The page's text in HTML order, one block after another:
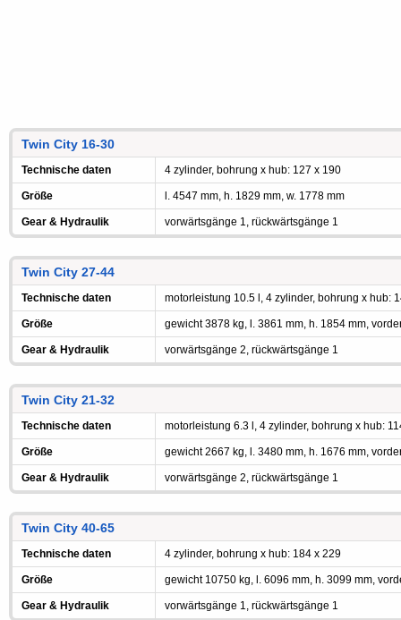
Twin City 16-30
Technische daten 4 zylinder, bohrung x hub: 127 x 190
Größe l. 4547 mm, h. 1829 mm, w. 1778 mm
Gear & Hydraulik vorwärtsgänge 1, rückwärtsgänge 1
Twin City 27-44
Technische daten motorleistung 10.5 l, 4 zylinder, bohrung x hub:
Größe gewicht 3878 kg, l. 3861 mm, h. 1854 mm,
Gear & Hydraulik vorwärtsgänge 2, rückwärtsgänge 1
Twin City 21-32
Technische daten motorleistung 6.3 l, 4 zylinder, bohrung x hub:
Größe gewicht 2667 kg, l. 3480 mm, h. 1676 mm,
Gear & Hydraulik vorwärtsgänge 2, rückwärtsgänge 1
Twin City 40-65
Technische daten 4 zylinder, bohrung x hub: 184 x 229
Größe gewicht 10750 kg, l. 6096 mm, h. 3099 mm,
Gear & Hydraulik vorwärtsgänge 1, rückwärtsgänge 1